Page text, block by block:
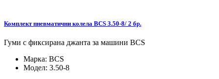
Комплект пневматични колела BCS 3.50-8/ 2 бр.
Гуми с фиксирана джанта за машини BCS
Марка: BCS
Модел: 3.50-8